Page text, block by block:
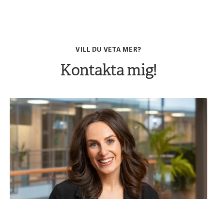
VILL DU VETA MER?
Kontakta mig!